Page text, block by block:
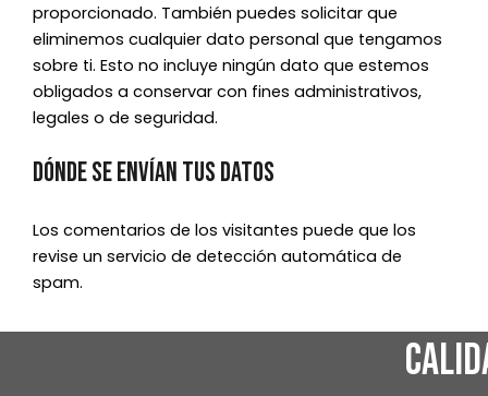
proporcionado. También puedes solicitar que
eliminemos cualquier dato personal que tengamos
sobre ti. Esto no incluye ningún dato que estemos
obligados a conservar con fines administrativos,
legales o de seguridad.
Dónde se envían tus datos
Los comentarios de los visitantes puede que los
revise un servicio de detección automática de
spam.